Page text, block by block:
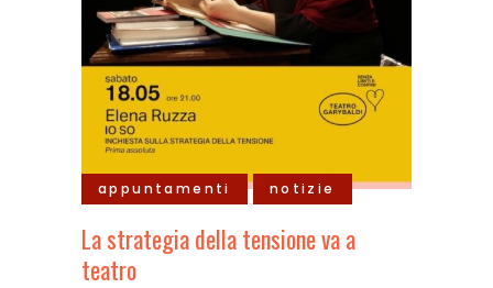
appuntamenti notizie
La strategia della tensione va a
teatro